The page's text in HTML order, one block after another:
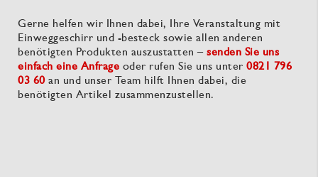
Gerne helfen wir Ihnen dabei, Ihre Veranstaltung mit
Einweggeschirr und -besteck sowie allen anderen
benötigten Produkten auszustatten – senden Sie uns
einfach eine Anfrage oder rufen Sie uns unter 0821 796
03 60an und unser Team hilft Ihnen dabei, die
benötigten Artikel zusammenzustellen.